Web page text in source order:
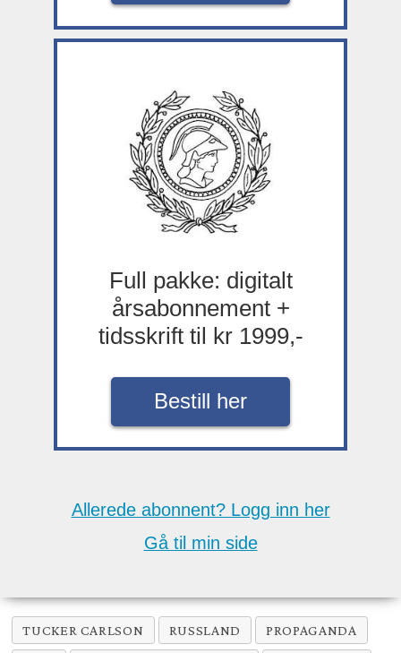
Full pakke: digitalt
årsabonnement +
tidsskrift til kr 1999,-
Bestill her
Allerede abonnent? Logg inn her
Gå til min side
TUCKER CARLSON RUSSLAND PROPAGANDA